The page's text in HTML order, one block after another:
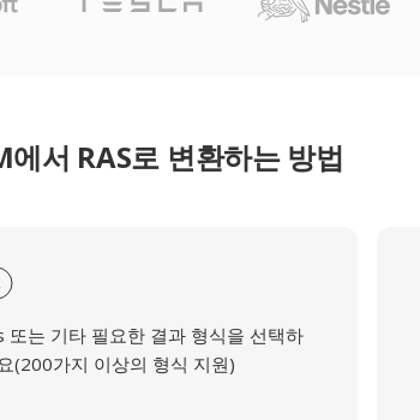
에서 RAS로 변환하는 방법
또는 기타 필요한 결과 형식을 선택하
(200가지 이상의 형식 지원)